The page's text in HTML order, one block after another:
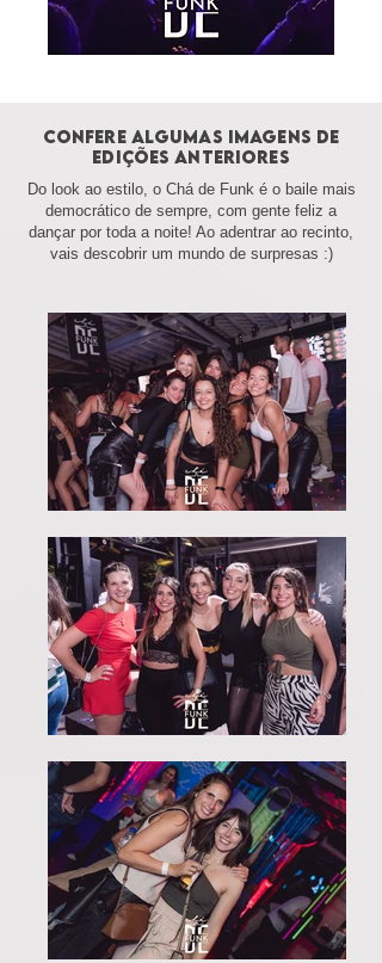
CONFERE ALGUMAS IMAGENS DE
EDIÇÕES ANTERIORES
Do look ao estilo, o Chá de Funk é o baile mais
democrático de sempre, com gente feliz a
dançar por toda a noite! Ao adentrar ao recinto,
vais descobrir um mundo de surpresas :)